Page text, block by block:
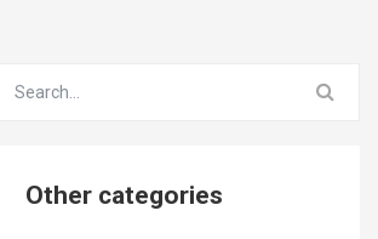
Other categories